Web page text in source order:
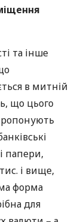
та інше
в митній
що цього
папери,
і вище,
форма
для